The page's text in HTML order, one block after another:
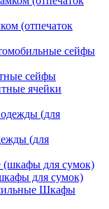
(отпечаток
сейфы
сейфы
ячейки
(для
для сумок)
Шкафы